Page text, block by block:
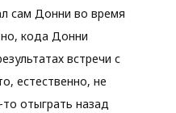
сам Донни во время
кода Донни
встречи с
естественно, не
отыграть назад